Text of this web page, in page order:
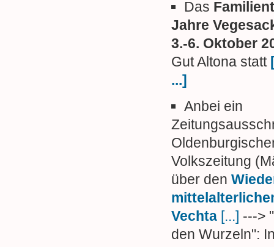
Das
Jahre
3.-6. Oktober
Gut Altona statt
...]
Anbei ein
Volkszeitung
über den
Vechta [...] --->
den Wurzeln":